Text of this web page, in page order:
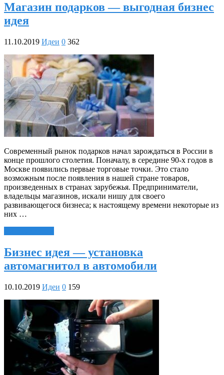
Магазин подарков — выгодная бизнес
идея
11.10.2019 Идеи 0 362
Современный рынок подарков начал зарождаться в России в
конце прошлого столетия. Поначалу, в середине 90-х годов в
Москве появились первые торговые точки. Это стало
возможным после появления в нашей стране товаров,
произведенных в странах зарубежья. Предприниматели,
владельцы магазинов, искали нишу для своего
развивающегося бизнеса; к настоящему времени некоторые из
них …
Бизнес идея — установка
автомагнитол в автомобили
10.10.2019 Идеи 0 159